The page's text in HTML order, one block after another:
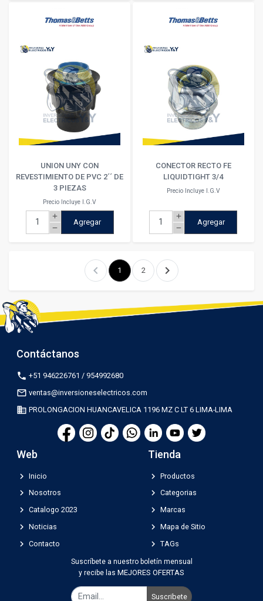
UNION UNY CON
REVESTIMIENTO DE PVC 2´´ DE
3 PIEZAS
Precio Incluye I.G.V
add
remove
Agregar
CONECTOR RECTO FE
LIQUIDTIGHT 3/4
Precio Incluye I.G.V
add
remove
Agregar
chevron_left 1 2 chevron_right
Contáctanos
phone +51 946226761 / 954992680
mail_outline ventas@inversioneselectricos.com
business PROLONGACION HUANCAVELICA 1196 MZ C LT 6 LIMA-LIMA
Web
chevron_right Inicio
chevron_right Nosotros
chevron_right Catalogo 2023
chevron_right Noticias
chevron_right Contacto
Tienda
chevron_right Productos
chevron_right Categorias
chevron_right Marcas
chevron_right Mapa de Sitio
chevron_right TAGs
Suscríbete a nuestro boletín mensual
y recibe las MEJORES OFERTAS
Suscribete